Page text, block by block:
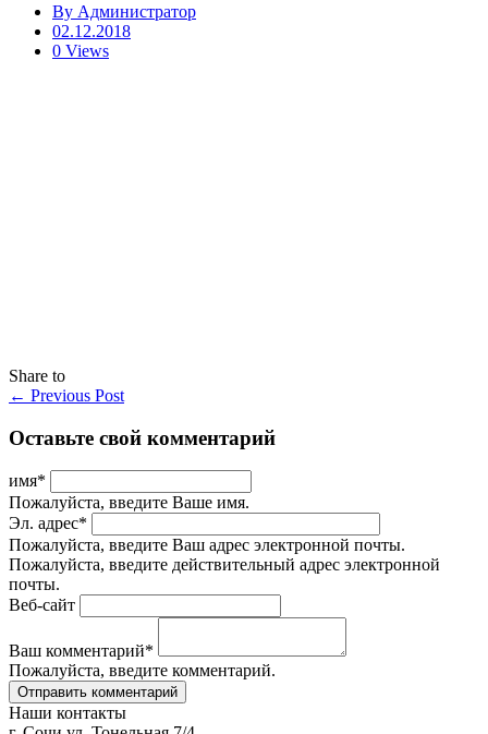
By Администратор
02.12.2018
0 Views
Share to
← Previous Post
Оставьте свой комментарий
имя*
Пожалуйста, введите Ваше имя.
Эл. адрес*
Пожалуйста, введите Ваш адрес электронной почты.
Пожалуйста, введите действительный адрес электронной
почты.
Веб-сайт
Ваш комментарий*
Пожалуйста, введите комментарий.
Наши контакты